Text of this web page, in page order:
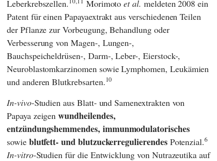
Leberkrebszellen.
Morimoto et al. meldeten 2008 ein
Patent für einen Papayaextrakt aus verschiedenen Teilen
der Pflanze zur Vorbeugung, Behandlung oder
Verbesserung von Magen-, Lungen-,
Bauchspeicheldrüsen-, Darm-, Leber-, Eierstock-,
Neuroblastomkarzinomen sowie Lymphomen, Leukämien
und anderen Blutkrebsarten.10
In-vivo-Studien aus Blatt- und Samenextrakten von
Papaya zeigenwundheilendes,
entzündungshemmendes, immunmodulatorisches
sowie blutfett- und blutzuckerregulierendesPotenzial.6
In-vitro-Studien für die Entwicklung von Nutrazeutika auf